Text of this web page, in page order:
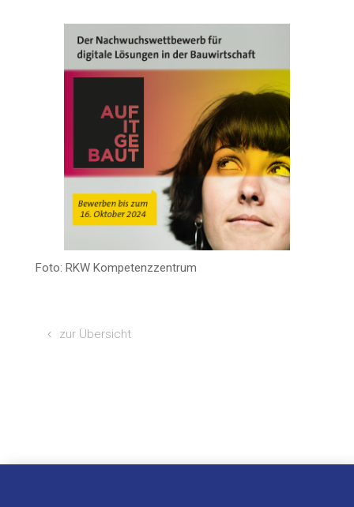
Foto: RKW Kompetenzzentrum
zur Über­sicht